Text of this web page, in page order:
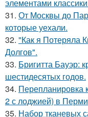
элементами
31. От Москвы до
которые уехали.
32. "Как я Потеряла
Долгов".
33. Бригитта Бауэр:
шестидесятых годов.
34. Перепланировка
2 с лоджией) в
35. Набор тканевых